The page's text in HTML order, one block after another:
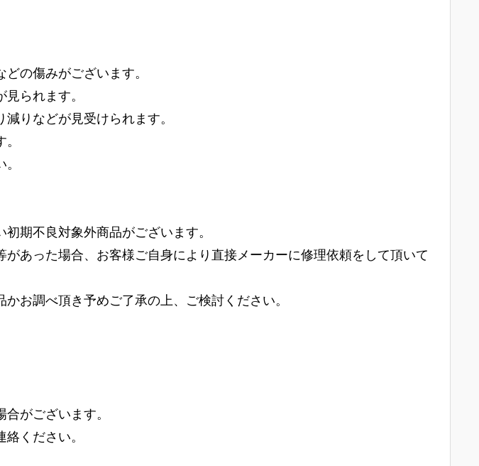
の傷みがございます。
られます。
りなどが見受けられます。
期不良対象外商品がございます。
あった場合、お客様ご自身により直接メーカーに修理依頼をして頂いて
お調べ頂き予めご了承の上、ご検討ください。
がございます。
ください。